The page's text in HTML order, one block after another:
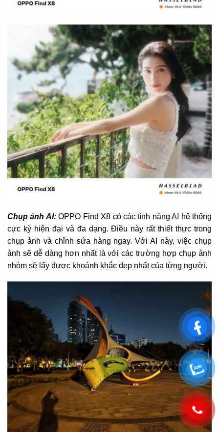
Chụp ảnh AI:OPPO Find X8 có các tính năng AI hệ thống
cực kỳ hiện đại và đa dạng. Điều này rất thiết thực trong
chụp ảnh và chỉnh sứa hàng ngay. Với AI này, việc chụp
ảnh sẽ dễ dàng hơn nhất là với các trường hợp chụp ảnh
nhóm sẽ lấy được khoảnh khắc đẹp nhất của từng người.